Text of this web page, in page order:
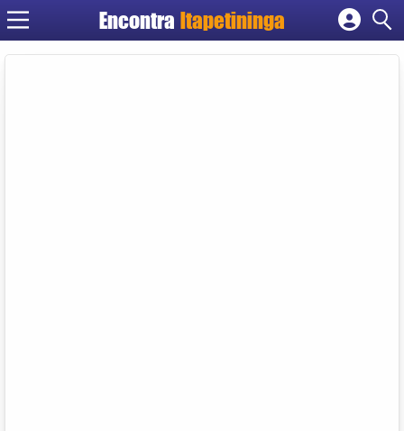
Encontra Itapetininga
Cadastrar empresa